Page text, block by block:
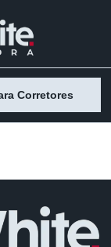
Corretores